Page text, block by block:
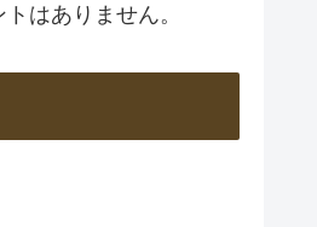
はありません。